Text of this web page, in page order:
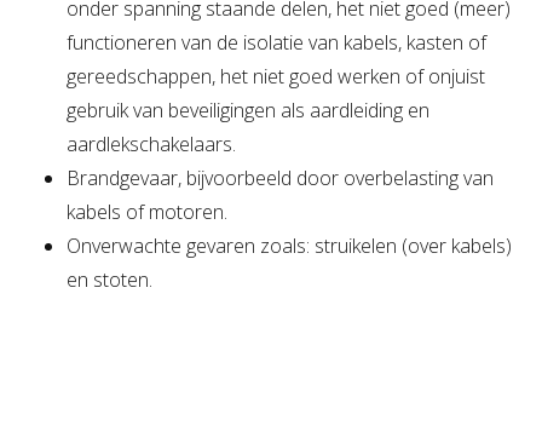
onder spanning staande delen, het niet goed (meer)
functioneren van de isolatie van kabels, kasten of
gereedschappen, het niet goed werken of onjuist
gebruik van beveiligingen als aardleiding en
aardlekschakelaars.
Brandgevaar, bijvoorbeeld door overbelasting van
kabels of motoren.
Onverwachte gevaren zoals: struikelen (over kabels)
en stoten.